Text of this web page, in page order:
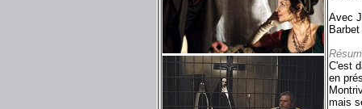
Avec
C'est
en
mais